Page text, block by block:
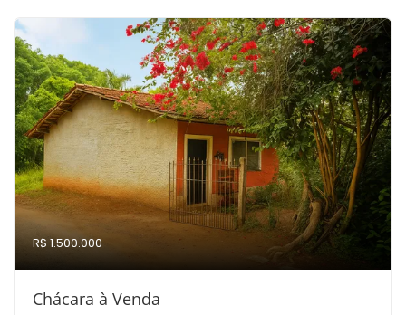
R$ 1.500.000
Chácara à Venda